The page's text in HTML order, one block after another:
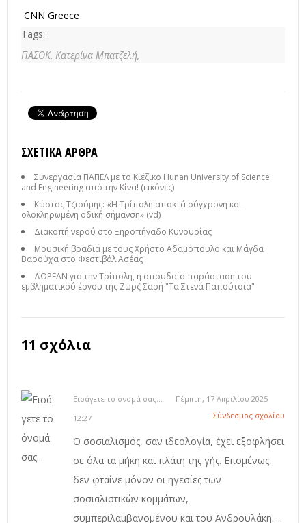
CNN Greece
Tags:
ΠΑΣΟΚ, Κατερίνα Μπατζελή,
ΣΧΕΤΙΚΆ ΆΡΘΡΑ
Συνεργασία ΠΑΠΕΛ με το Κιέζικο Hunan University of Science
and Engineering από την Κίνα! (εικόνες)
Κώστας Τζιούμης: «Η Τρίπολη αποκτά σύγχρονη και
ολοκληρωμένη οδική σήμανση» (vd)
Διακοπή νερού στο Ξηροπήγαδο Κυνουρίας
Μουσική βραδιά με τους Χρήστο Αδαμόπουλο και Μάγδα
Βαρούχα στο Φεστιβάλ Ασέας
ΔΩΡΕΑΝ για την Τρίπολη, η σπουδαία παράσταση του
εμβληματικού έργου της Ζωρζ Σαρή "Τα Στενά Παπούτσια"
11 σχόλια
Εισάγετε το όνομά σας...
Πέμπτη, 17 Απριλίου 2025
12:27
Σύνδεσμος σχολίου
Ο σοσιαλισμός, σαν ιδεολογία, έχει εξοφλήσει
σε όλα τα μήκη και πλάτη της γής. Επομένως,
δεν φταίνε μόνον οι ηγεσίες των
σοσιαλιστικών κομμάτων,
συμπεριλαμβανομένου και του Ανδρουλάκη.....